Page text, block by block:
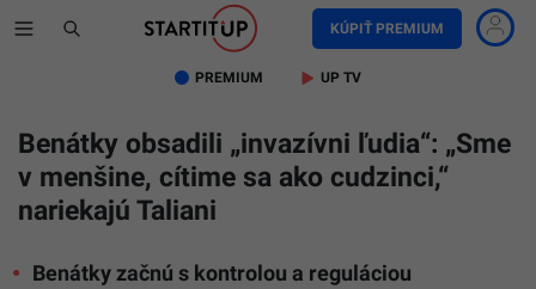
KÚPIŤ PREMIUM
PREMIUM UP TV
Benátky obsadili „invazívni ľudia“: „Sme
v menšine, cítime sa ako cudzinci,“
nariekajú Taliani
Benátky začnú s kontrolou a reguláciou